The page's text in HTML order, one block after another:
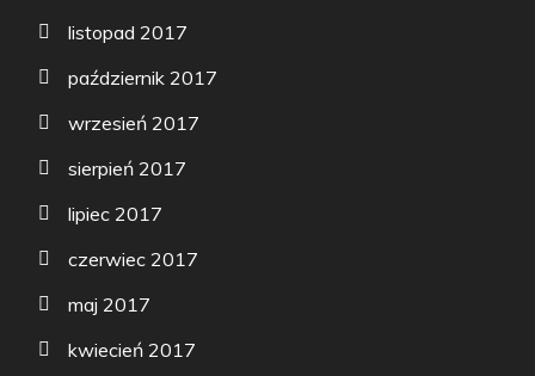
listopad 2017
październik 2017
wrzesień 2017
sierpień 2017
lipiec 2017
czerwiec 2017
maj 2017
kwiecień 2017